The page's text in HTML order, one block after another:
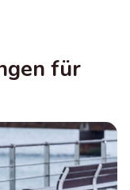
für